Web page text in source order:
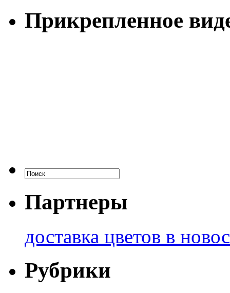
Прикрепленное
Партнеры
доставка цветов в
Рубрики